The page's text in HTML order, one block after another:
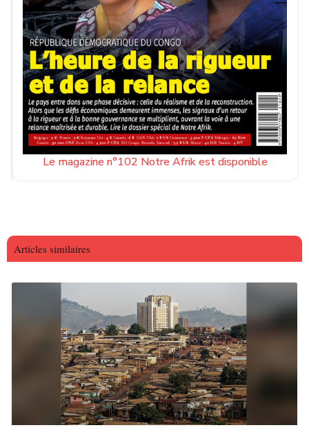
Le magazine n°102 Notre Afrik est disponible
Articles similaires